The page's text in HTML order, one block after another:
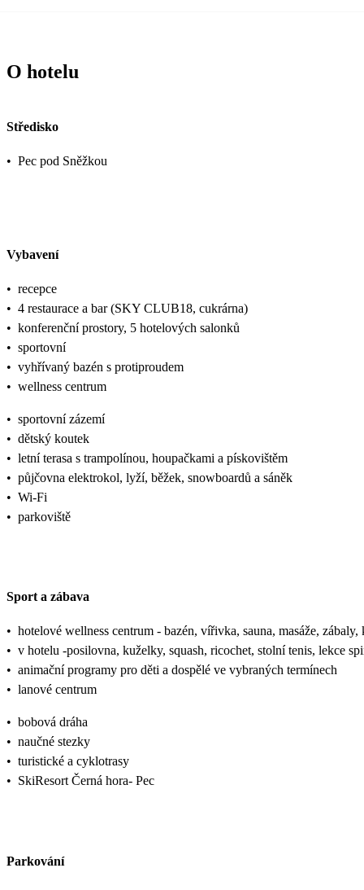
O hotelu
Středisko
• Pec pod Sněžkou
Vybavení
• recepce
• 4 restaurace a bar (SKY CLUB18, cukrárna)
• konferenční prostory, 5 hotelových salonků
• sportovní
• vyhřívaný bazén s protiproudem
• wellness centrum
• sportovní zázemí
• dětský koutek
• letní terasa s trampolínou, houpačkami a pískovištěm
• půjčovna elektrokol, lyží, běžek, snowboardů a sáněk
• Wi-Fi
• parkoviště
Sport a zábava
• hotelové wellness centrum - bazén, vířivka, sauna, masáže, zábaly,
• v hotelu -posilovna, kuželky, squash, ricochet, stolní tenis, lekce
• animační programy pro děti a dospělé ve vybraných termínech
• lanové centrum
• bobová dráha
• naučné stezky
• turistické a cyklotrasy
• SkiResort Černá hora- Pec
Parkování